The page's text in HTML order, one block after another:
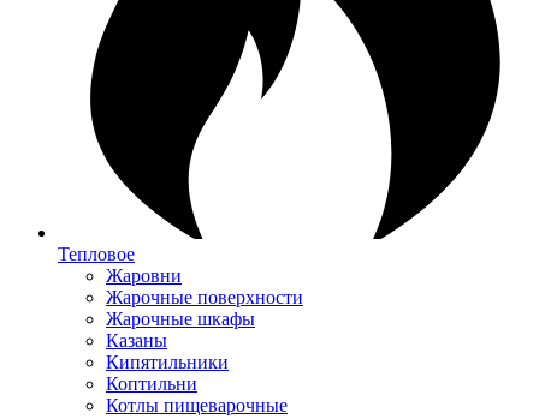
Тепловое
Жаровни
Жарочные поверхности
Жарочные шкафы
Казаны
Кипятильники
Коптильни
Котлы пищеварочные